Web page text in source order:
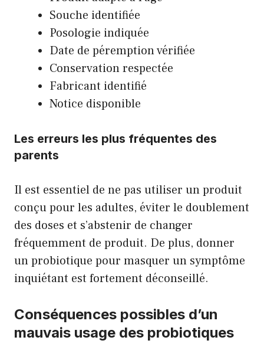
Souche identifiée
Posologie indiquée
Date de péremption vérifiée
Conservation respectée
Fabricant identifié
Notice disponible
Les erreurs les plus fréquentes des
parents
Il est essentiel de ne pas utiliser un produit
conçu pour les adultes, éviter le doublement
des doses et s’abstenir de changer
fréquemment de produit. De plus, donner
un probiotique pour masquer un symptôme
inquiétant est fortement déconseillé.
Conséquences possibles d’un
mauvais usage des probiotiques